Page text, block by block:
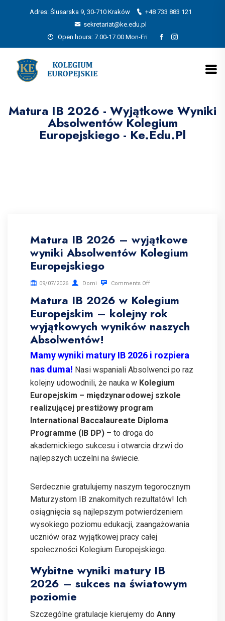
Adres: Ślusarska 9, 30-710 Kraków
+48 733 883 121
sekretariat@ke.edu.pl
Open hours: 7.00-17.00 Mon-Fri
Matura IB 2026 - Wyjątkowe Wyniki
Absolwentów Kolegium
Europejskiego - Ke.edu.pl
Matura IB 2026 – wyjątkowe
wyniki Absolwentów Kolegium
Europejskiego
09/07/2026 Domi Comments Off
Matura IB 2026 w Kolegium
Europejskim – kolejny rok
wyjątkowych wyników naszych
Absolwentów!
Mamy wyniki matury IB 2026 i rozpiera
nas duma! Nasi wspaniali Absolwenci po raz
kolejny udowodnili, że nauka w Kolegium
Europejskim – międzynarodowej szkole
realizującej prestiżowy program
International Baccalaureate Diploma
Programme (IB DP) – to droga do
akademickiego sukcesu i otwarcia drzwi do
najlepszych uczelni na świecie.
Serdecznie gratulujemy naszym tegorocznym
Maturzystom IB znakomitych rezultatów! Ich
osiągnięcia są najlepszym potwierdzeniem
wysokiego poziomu edukacji, zaangażowania
uczniów oraz wyjątkowej pracy całej
społeczności Kolegium Europejskiego.
Wybitne wyniki matury IB
2026 – sukces na światowym
poziomie
Szczególne gratulacje kierujemy do Anny